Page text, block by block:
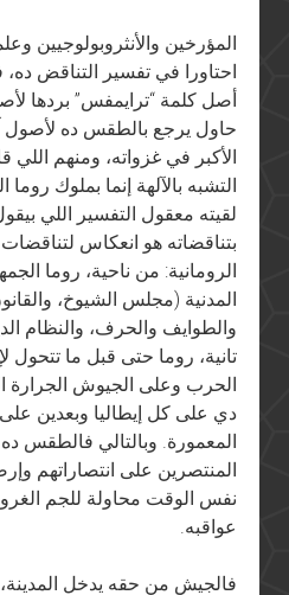
المؤرخين والأنثروبولوجيين
احتاورا في تفسير التناقض
أصل كلمة “ترايمفس” بردها
حاول يرجع بالطقس ده لأصول
الأكبر في غزواته، ومنهم
التشبه بالآلهة إنما بملوك
لقيته معقول التفسير اللي
بتناقضاته هو انعكاس
الرومانية: من ناحية، روما
المدنية (مجلس الشيوخ،
والطوايف والحرف، والنظام
تانية، روما حتى قبل ما تتحول
الحرب وعلى الجيوش الجرارة
دي على كل إيطاليا وبعدين
المعمورة. وبالتالي فالطقس ده
المنتصرين على انتصاراتهم
نفس الوقت محاولة للجم
عواقبه.
فالجيش من حقه يدخل